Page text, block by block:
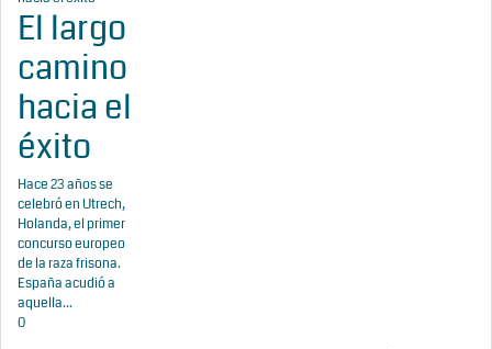
El largo
camino
hacia el
éxito
Hace 23 años se
celebró en Utrech,
Holanda, el primer
concurso europeo
de la raza frisona.
España acudió a
aquella...
0